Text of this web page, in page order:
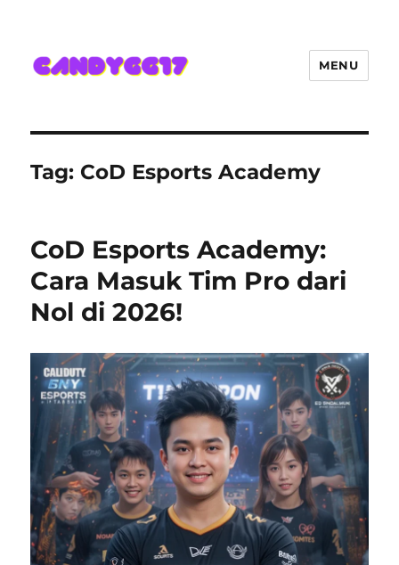
Hadir Semakin Mantap Jackpot
MENU
Tag: CoD Esports Academy
CoD Esports Academy:
Cara Masuk Tim Pro dari
Nol di 2026!